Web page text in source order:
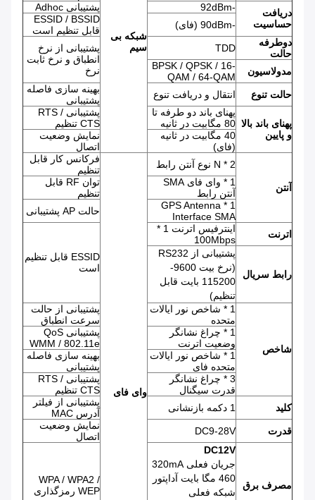
شبکه بی
سیم
دریافت
حساسیت
-92dBm
پشتیبانی Adhoc
-90dBm (فای)
ESSID / BSSID
قابل تنظیم است
دوطرفه
حالت
TDD
پشتیبانی از نرخ
انطباق و نرخ ثابت
نرخ
مدولاسیون
BPSK / QPSK / 16-
QAM / 64-QAM
حالت تنوع
انتقال و دریافت تنوع
بهینه سازی فاصله
پشتیبانی
پهنای باند بالا
و پایین
پهنای باند دو طرفه تا
80 مگابیت در ثانیه
پشتیبانی RTS /
CTS تنظیم
40 مگابیت در ثانیه
(فای)
نمایش وضعیت
اتصال
آنتن
2 * N نوع آنتن رابط
وای فای
فرکانس کار قابل
تنظیم
1 * وای فای SMA
آنتن رابط
توان RF قابل
تنظیم
1 * GPS Antenna
Interface SMA
حالت AP پشتیبانی
اترنت
اینترفیس اترنت 1 *
100Mbps
ESSID قابل تنظیم
است
رابط سریال
پشتیبانی از RS232
(نرخ بیت 9600-
115200 بایت قابل
تنظیم)
شاخص
1 * شاخص نور ایالات
متحده
پشتیبانی از حالت
سرعت انطباق
1 * چراغ نشانگر
وضعیت اترنت
پشتیبانی QoS
WMM / 802.11e
1 * شاخص نور ایالات
متحده فای
بهینه سازی فاصله
پشتیبانی
3 * چراغ نشانگر
قدرت سیگنال
پشتیبانی RTS /
CTS تنظیم
کلید
1 دکمه بازنشانی
پشتیبانی از فیلتر
آدرس MAC
قدرت
DC9-28V
نمایش وضعیت
اتصال
مصرف برق
DC12V
جریان فعلی 320mA
460 مگا بایت آداپتور
شبکه فعلی
WPA / WPA2 /
WEP رمزگذاری